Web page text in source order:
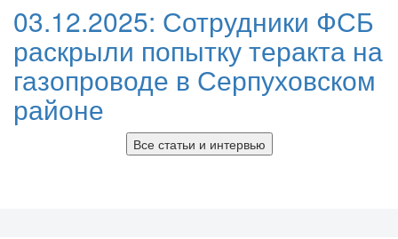
03.12.2025: Сотрудники ФСБ
раскрыли попытку теракта на
газопроводе в Серпуховском
районе
Все статьи и интервью